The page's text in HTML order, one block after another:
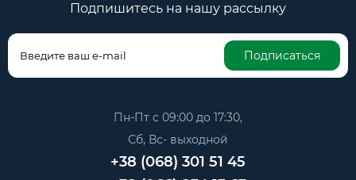
Подпишитесь на нашу рассылку
Подписаться
Пн-Пт с 09:00 до 17:30,
Сб, Вс- выходной
+38 (068) 301 51 45